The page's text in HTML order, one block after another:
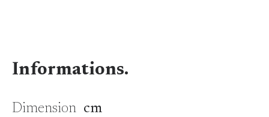
Informations.
Dimensioncm